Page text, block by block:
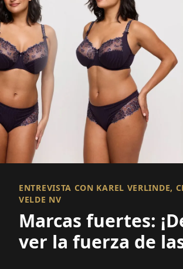
ENTREVISTA CON KAREL VERLINDE,
VELDE NV
Marcas fuertes:
ver la fuerza de